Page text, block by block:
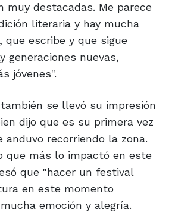
muy destacadas. Me parece
literaria y hay mucha
que escribe y que sigue
generaciones nuevas,
jóvenes".
se llevó su impresión
dijo que es su primera vez
anduvo recorriendo la zona.
que más lo impactó en este
que "hacer un festival
en este momento
emoción y alegría.